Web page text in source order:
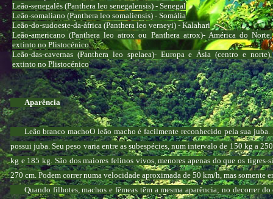
Leão-senegalês (Panthera leo senegalensis) - Senegal
Leão-somaliano (Panthera leo somaliensis) - Somália
Leão-do-sudoeste-da-áfrica (Panthera leo verneyi) - Kalahari
Leão-americano (Panthera leo atrox ou Panthera atrox)- América do Norte,
extinto no Plistocénico
Leão-das-cavernas (Panthera leo spelaea)- Europa e Ásia (centro e norte),
extinto no Plistocénico
Aparência
Leão branco machoO leão macho é facilmente reconhecido pela sua
possui juba. Seu peso varia entre as subespécies, num intervalo de 150 kg a
kg e 185 kg. São dos maiores felinos vivos, menores apenas do que os
270 cm. Podem correr numa velocidade aproximada de 50 km/h, mas somente
Quando filhotes, machos e fêmeas têm a mesma aparência; no decorrer